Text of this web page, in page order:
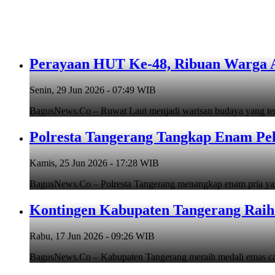
Perayaan HUT Ke-48, Ribuan
Senin, 29 Jun 2026 - 07:49 WIB
BagusNews.Co – Ruwat Laut menjadi warisan budaya yang
Polresta Tangerang Tangkap Enam
Kamis, 25 Jun 2026 - 17:28 WIB
BagusNews.Co – Polresta Tangerang menangkap enam pria
Kontingen Kabupaten Tangerang
Rabu, 17 Jun 2026 - 09:26 WIB
BagusNews.Co – Kabupaten Tangerang meraih medali